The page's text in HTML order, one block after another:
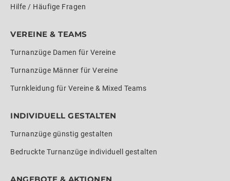
Hilfe / Häufige Fragen
VEREINE & TEAMS
Turnanzüge Damen für Vereine
Turnanzüge Männer für Vereine
Turnkleidung für Vereine & Mixed Teams
INDIVIDUELL GESTALTEN
Turnanzüge günstig gestalten
Bedruckte Turnanzüge individuell gestalten